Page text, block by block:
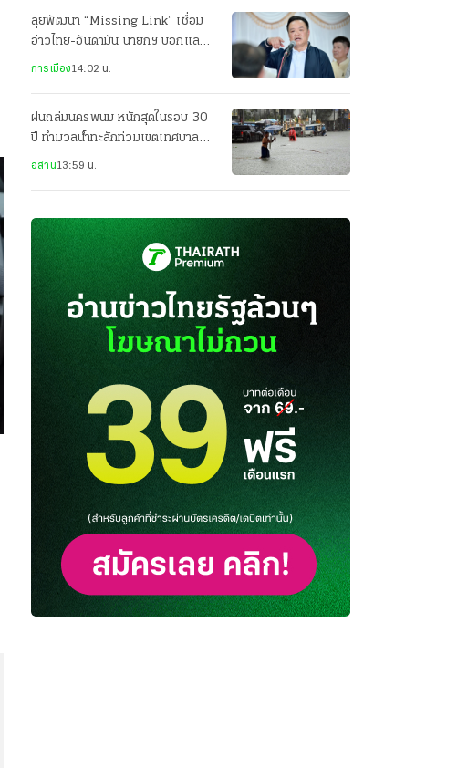
ลุยพัฒนา “Missing Link” เชื่อม
อ่าวไทย-อันดามัน นายกฯ บอกแลนด์
บริดจ์ค่อยว่ากัน
การเมือง14:02 น.
ฝนถล่มนครพนม หนักสุดในรอบ 30
ปี ทำมวลน้ำทะลักท่วมเขตเทศบาล
เมือง ถนนหลายจุดจมบาดาล
อีสาน13:59 น.